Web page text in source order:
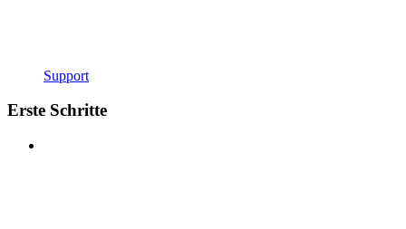
Support
Erste Schritte